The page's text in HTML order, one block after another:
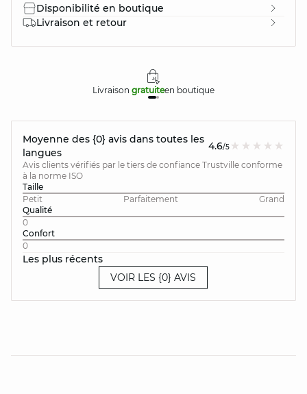
Disponibilité en boutique
Livraison et retour
Livraison gratuiteen boutique
Moyenne des {0} avis dans toutes les
langues
4.6/5
Avis clients vérifiés par le tiers de confiance Trustville conforme
à la norme ISO
Taille
Petit
Parfaitement
Grand
Qualité
0
Confort
0
Les plus récents
VOIR LES {0} AVIS